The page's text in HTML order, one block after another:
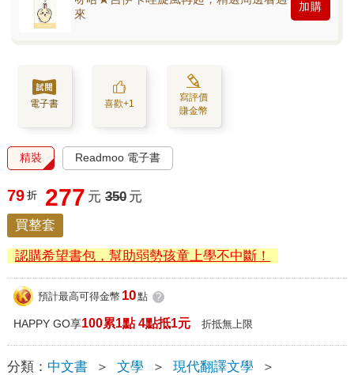
來
加購
電子書 喜歡+1
寫評價
賺金幣
精裝 Readmoo 電子書
79 折 277 元 350 元
買整套
認購希望書包，幫助弱勢孩童上學不中斷！
預計最高可得金幣 10點 ?
HAPPY GO享100累1點 4點抵1元 折抵無上限
分類： 中文書 ＞ 文學 ＞ 現代翻譯文學
＞